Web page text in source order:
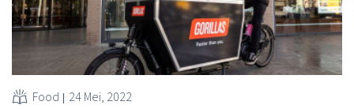
Food 24 Mei, 2022